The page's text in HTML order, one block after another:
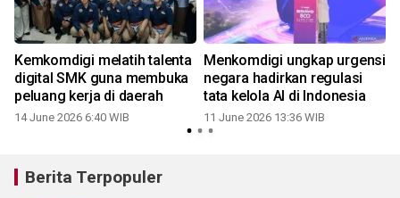
Kemkomdigi melatih talenta
digital SMK guna membuka
peluang kerja di daerah
14 June 2026 6:40 WIB
Menkomdigi ungkap urgensi
negara hadirkan regulasi
tata kelola AI di Indonesia
11 June 2026 13:36 WIB
Berita Terpopuler